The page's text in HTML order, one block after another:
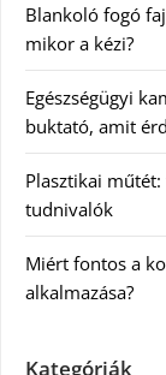
Blankoló fogó
mikor a kézi?
Egészségügyi
buktató, amit
Plasztikai
tudnivalók
Miért fontos a
alkalmazása?
Kategóriák